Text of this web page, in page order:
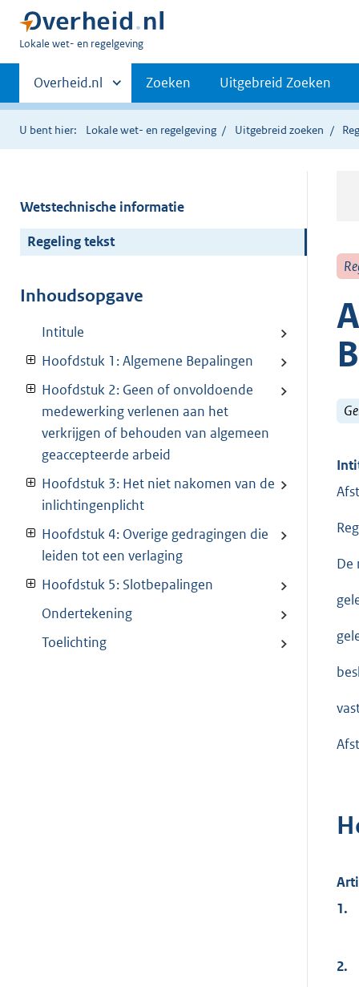
U
hier:
Lokale wet- en regelgeving
Primaire
navigatie
Andere
sites
binnen
Overheid.nl Zoeken Uitgebreid Zoeken
U bent hier: Lokale wet- en regelgeving Uitgebreid zoeken
Wetstechnische informatie
Regeling tekst
Inhoudsopgave
Intitule
Hoofdstuk 1: Algemene Bepalingen
Hoofdstuk 2: Geen of onvoldoende
medewerking verlenen aan het
verkrijgen of behouden van algemeen
geaccepteerde arbeid
Hoofdstuk 3: Het niet nakomen van de
inlichtingenplicht
Hoofdstuk 4: Overige gedragingen die
leiden tot een verlaging
Hoofdstuk 5: Slotbepalingen
Ondertekening
Toelichting
De
1.
2.